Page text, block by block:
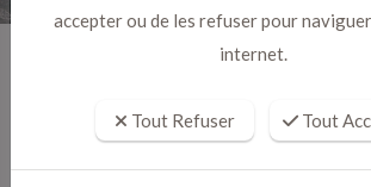
accepter ou de les refuser pour
internet.
Tout Refuser Tout